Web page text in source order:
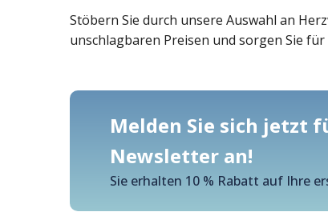
Stöbern Sie durch unsere Auswahl an
unschlagbaren Preisen und sorgen Sie
Melden Sie sich jetzt
Newsletter an!
Sie erhalten 10 % Rabatt auf Ihre